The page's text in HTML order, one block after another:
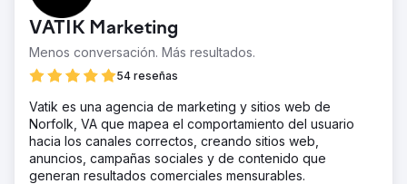
VATIK Marketing
Menos conversación. Más resultados.
54 reseñas
Vatik es una agencia de marketing y sitios web de
Norfolk, VA que mapea el comportamiento del usuario
hacia los canales correctos, creando sitios web,
anuncios, campañas sociales y de contenido que
generan resultados comerciales mensurables.